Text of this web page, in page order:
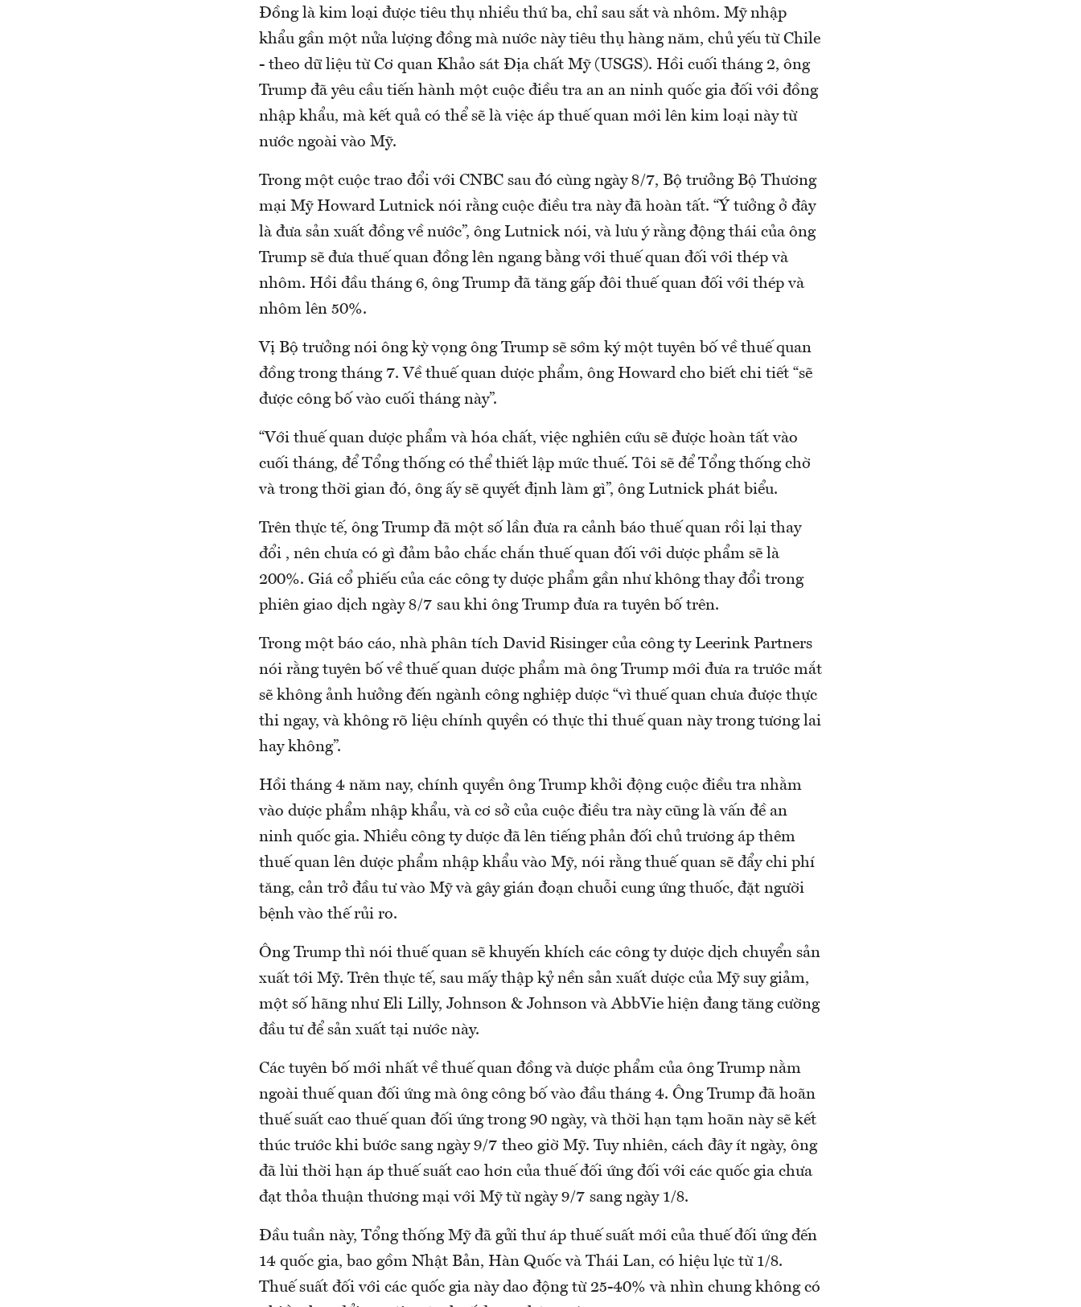
Đồng là kim loại được tiêu thụ nhiều thứ ba, chỉ sau sắt và nhôm. Mỹ nhập
khẩu gần một nửa lượng đồng mà nước này tiêu thụ hàng năm, chủ yếu từ Chile
- theo dữ liệu từ Cơ quan Khảo sát Địa chất Mỹ (USGS). Hồi cuối tháng 2, ông
Trump đã yêu cầu tiến hành một cuộc điều tra an an ninh quốc gia đối với đồng
nhập khẩu, mà kết quả có thể sẽ là việc áp thuế quan mới lên kim loại này từ
nước ngoài vào Mỹ.
Trong một cuộc trao đổi với CNBC sau đó cùng ngày 8/7, Bộ trưởng Bộ Thương
mại Mỹ Howard Lutnick nói rằng cuộc điều tra này đã hoàn tất. “Ý tưởng ở đây
là đưa sản xuất đồng về nước”, ông Lutnick nói, và lưu ý rằng động thái của ông
Trump sẽ đưa thuế quan đồng lên ngang bằng với thuế quan đối với thép và
nhôm. Hồi đầu tháng 6, ông Trump đã tăng gấp đôi thuế quan đối với thép và
nhôm lên 50%.
Vị Bộ trưởng nói ông kỳ vọng ông Trump sẽ sớm ký một tuyên bố về thuế quan
đồng trong tháng 7. Về thuế quan dược phẩm, ông Howard cho biết chi tiết “sẽ
được công bố vào cuối tháng này”.
“Với thuế quan dược phẩm và hóa chất, việc nghiên cứu sẽ được hoàn tất vào
cuối tháng, để Tổng thống có thể thiết lập mức thuế. Tôi sẽ để Tổng thống chờ
và trong thời gian đó, ông ấy sẽ quyết định làm gì”, ông Lutnick phát biểu.
Trên thực tế, ông Trump đã một số lần đưa ra cảnh báo thuế quan rồi lại thay
đổi , nên chưa có gì đảm bảo chắc chắn thuế quan đối với dược phẩm sẽ là
200%. Giá cổ phiếu của các công ty dược phẩm gần như không thay đổi trong
phiên giao dịch ngày 8/7 sau khi ông Trump đưa ra tuyên bố trên.
Trong một báo cáo, nhà phân tích David Risinger của công ty Leerink Partners
nói rằng tuyên bố về thuế quan dược phẩm mà ông Trump mới đưa ra trước mắt
sẽ không ảnh hưởng đến ngành công nghiệp dược “vì thuế quan chưa được thực
thi ngay, và không rõ liệu chính quyền có thực thi thuế quan này trong tương lai
hay không”.
Hồi tháng 4 năm nay, chính quyền ông Trump khởi động cuộc điều tra nhằm
vào dược phẩm nhập khẩu, và cơ sở của cuộc điều tra này cũng là vấn đề an
ninh quốc gia. Nhiều công ty dược đã lên tiếng phản đối chủ trương áp thêm
thuế quan lên dược phẩm nhập khẩu vào Mỹ, nói rằng thuế quan sẽ đẩy chi phí
tăng, cản trở đầu tư vào Mỹ và gây gián đoạn chuỗi cung ứng thuốc, đặt người
bệnh vào thế rủi ro.
Ông Trump thì nói thuế quan sẽ khuyến khích các công ty dược dịch chuyển sản
xuất tới Mỹ. Trên thực tế, sau mấy thập kỷ nền sản xuất dược của Mỹ suy giảm,
một số hãng như Eli Lilly, Johnson & Johnson và AbbVie hiện đang tăng cường
đầu tư để sản xuất tại nước này.
Các tuyên bố mới nhất về thuế quan đồng và dược phẩm của ông Trump nằm
ngoài thuế quan đối ứng mà ông công bố vào đầu tháng 4. Ông Trump đã hoãn
thuế suất cao thuế quan đối ứng trong 90 ngày, và thời hạn tạm hoãn này sẽ kết
thúc trước khi bước sang ngày 9/7 theo giờ Mỹ. Tuy nhiên, cách đây ít ngày, ông
đã lùi thời hạn áp thuế suất cao hơn của thuế đối ứng đối với các quốc gia chưa
đạt thỏa thuận thương mại với Mỹ từ ngày 9/7 sang ngày 1/8.
Đầu tuần này, Tổng thống Mỹ đã gửi thư áp thuế suất mới của thuế đối ứng đến
14 quốc gia, bao gồm Nhật Bản, Hàn Quốc và Thái Lan, có hiệu lực từ 1/8.
Thuế suất đối với các quốc gia này dao động từ 25-40% và nhìn chung không có